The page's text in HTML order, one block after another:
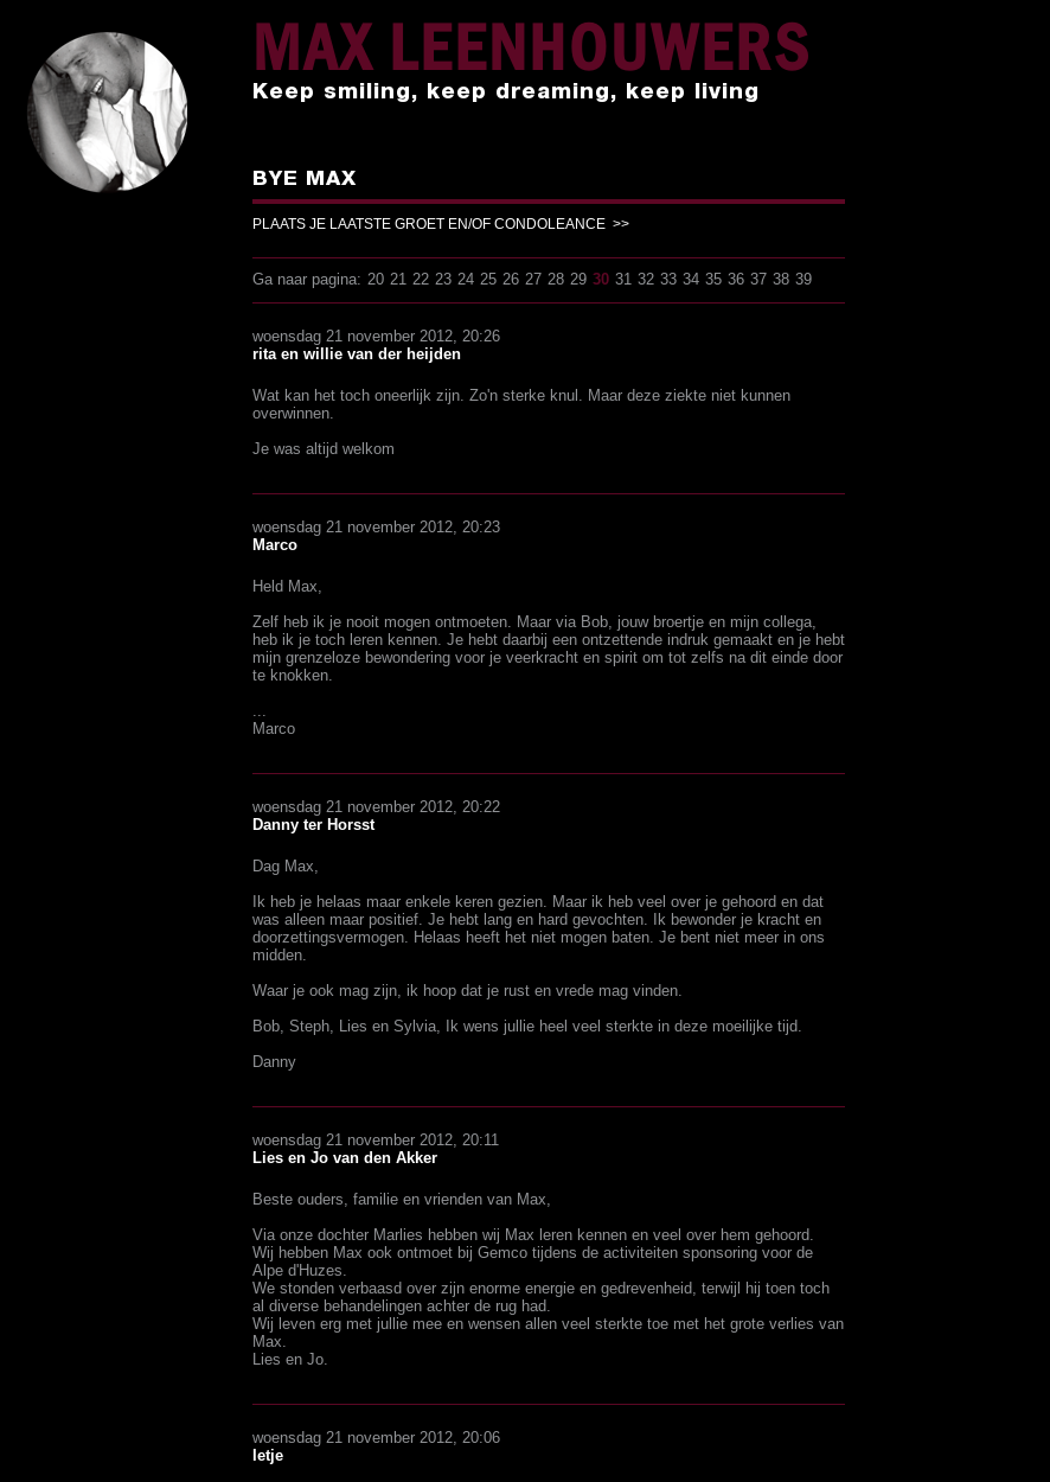
MAX LEENHOUWERS
Keep smiling, keep dreaming, keep living
BYE MAX
PLAATS JE LAATSTE GROET EN/OF CONDOLEANCE >>
Ga naar pagina: 20 21 22 23 24 25 26 27 28 29 30 31 32 33 34 35 36 37 38 39
woensdag 21 november 2012, 20:26
rita en willie van der heijden
Wat kan het toch oneerlijk zijn. Zo'n sterke knul. Maar deze ziekte niet kunnen
overwinnen.
Je was altijd welkom
woensdag 21 november 2012, 20:23
Marco
Held Max,
Zelf heb ik je nooit mogen ontmoeten. Maar via Bob, jouw broertje en mijn collega,
heb ik je toch leren kennen. Je hebt daarbij een ontzettende indruk gemaakt en je hebt
mijn grenzeloze bewondering voor je veerkracht en spirit om tot zelfs na dit einde door
te knokken.
...
Marco
woensdag 21 november 2012, 20:22
Danny ter Horsst
Dag Max,
Ik heb je helaas maar enkele keren gezien. Maar ik heb veel over je gehoord en dat
was alleen maar positief. Je hebt lang en hard gevochten. Ik bewonder je kracht en
doorzettingsvermogen. Helaas heeft het niet mogen baten. Je bent niet meer in ons
midden.
Waar je ook mag zijn, ik hoop dat je rust en vrede mag vinden.
Bob, Steph, Lies en Sylvia, Ik wens jullie heel veel sterkte in deze moeilijke tijd.
Danny
woensdag 21 november 2012, 20:11
Lies en Jo van den Akker
Beste ouders, familie en vrienden van Max,
Via onze dochter Marlies hebben wij Max leren kennen en veel over hem gehoord.
Wij hebben Max ook ontmoet bij Gemco tijdens de activiteiten sponsoring voor de
Alpe d'Huzes.
We stonden verbaasd over zijn enorme energie en gedrevenheid, terwijl hij toen toch
al diverse behandelingen achter de rug had.
Wij leven erg met jullie mee en wensen allen veel sterkte toe met het grote verlies van
Max.
Lies en Jo.
woensdag 21 november 2012, 20:06
Ietje